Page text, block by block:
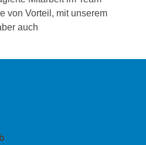
von Vorteil, mit unserem
auch